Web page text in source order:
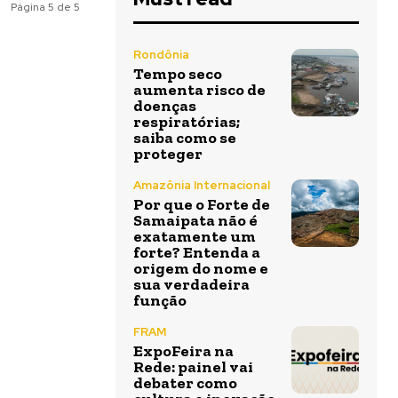
Página 5 de 5
Rondônia
Tempo seco
aumenta risco de
doenças
respiratórias;
saiba como se
proteger
Amazônia Internacional
Por que o Forte de
Samaipata não é
exatamente um
forte? Entenda a
origem do nome e
sua verdadeira
função
FRAM
ExpoFeira na
Rede: painel vai
debater como